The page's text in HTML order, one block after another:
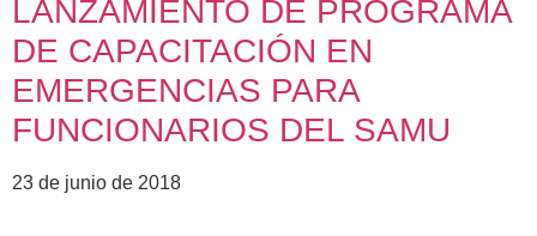
LANZAMIENTO DE PROGRAMA
DE CAPACITACIÓN EN
EMERGENCIAS PARA
FUNCIONARIOS DEL SAMU
23 de junio de 2018